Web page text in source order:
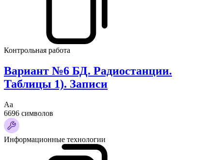
Контрольная работа
Вариант №6 БД. Радиостанции.
Таблицы 1). Записи
Аа
6696 символов
Информационные технологии